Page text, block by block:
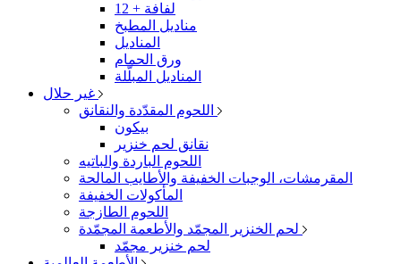
12 + لفافة
مناديل المطبخ
المناديل
ورق الحمام
المناديل المبلّلة
بيكون
نقانق لحم خنزير
اللحوم الباردة والباتيه
المقرمشات، الوجبات الخفيفة والأطايب المالحة
المأكولات الخفيفة
اللحوم الطازجة
لحم خنزير مجمّد